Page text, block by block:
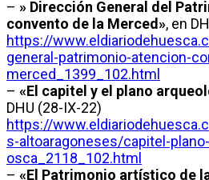
– » Dirección General del
convento de la Merced», en
https://
general-patrimonio-atencion-
merced_1399_102.html
– «El capitel y el plano
DHU (28-IX-22)
https://
s-altoaragoneses/capitel-
osca_2118_102.html
– «El Patrimonio artístico de